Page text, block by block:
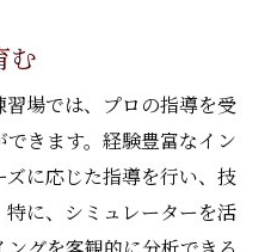
む
場では、プロの指導を受
きます。経験豊富なイン
に応じた指導を行い、技
に、シミュレーターを活